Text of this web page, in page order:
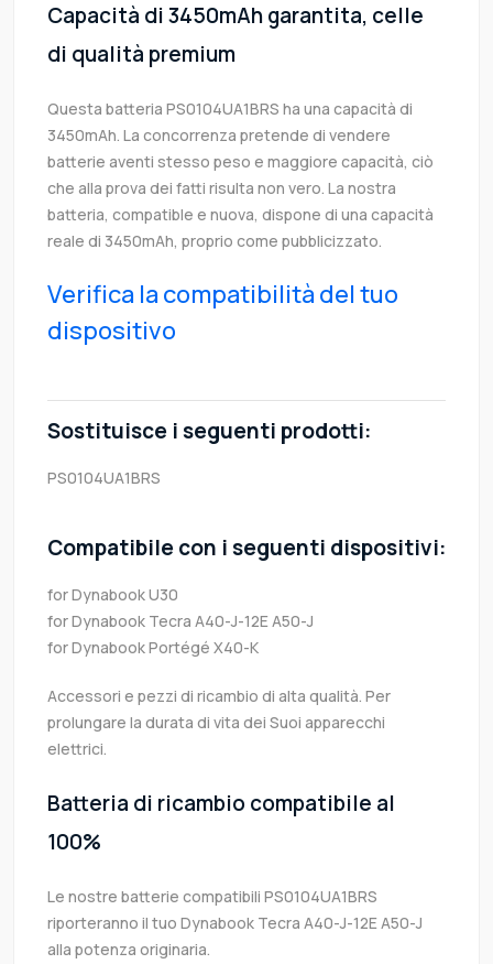
Capacità di 3450mAh garantita, celle
di qualità premium
Questa batteria PS0104UA1BRS ha una capacità di
3450mAh. La concorrenza pretende di vendere
batterie aventi stesso peso e maggiore capacità, ciò
che alla prova dei fatti risulta non vero. La nostra
batteria, compatible e nuova, dispone di una capacità
reale di 3450mAh, proprio come pubblicizzato.
Verifica la compatibilità del tuo
dispositivo
Sostituisce i seguenti prodotti:
PS0104UA1BRS
Compatibile con i seguenti dispositivi:
for Dynabook U30
for Dynabook Tecra A40-J-12E A50-J
for Dynabook Portégé X40-K
Accessori e pezzi di ricambio di alta qualità. Per
prolungare la durata di vita dei Suoi apparecchi
elettrici.
Batteria di ricambio compatibile al
100%
Le nostre batterie compatibili PS0104UA1BRS
riporteranno il tuo Dynabook Tecra A40-J-12E A50-J
alla potenza originaria.